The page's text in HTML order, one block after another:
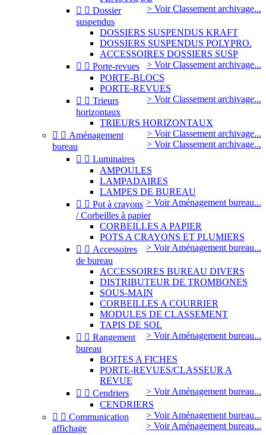
> Voir Classement archivage...
  Dossier
suspendus
DOSSIERS SUSPENDUS KRAFT
DOSSIERS SUSPENDUS POLYPRO.
ACCESSOIRES DOSSIERS SUSP
> Voir Classement archivage...
  Porte-revues
PORTE-BLOCS
PORTE-REVUES
> Voir Classement archivage...
  Trieurs
horizontaux
TRIEURS HORIZONTAUX
> Voir Classement archivage...
> Voir Classement archivage...
  Aménagement
bureau
  Luminaires
AMPOULES
LAMPADAIRES
LAMPES DE BUREAU
> Voir Aménagement bureau...
  Pot à crayons
/ Corbeilles à papier
CORBEILLES A PAPIER
POTS A CRAYONS ET PLUMIERS
> Voir Aménagement bureau...
  Accessoires
de bureau
ACCESSOIRES BUREAU DIVERS
DISTRIBUTEUR DE TROMBONES
SOUS-MAIN
CORBEILLES A COURRIER
MODULES DE CLASSEMENT
TAPIS DE SOL
> Voir Aménagement bureau...
  Rangement
bureau
BOITES A FICHES
PORTE-REVUES/CLASSEUR A
REVUE
> Voir Aménagement bureau...
  Cendriers
CENDRIERS
> Voir Aménagement bureau...
> Voir Aménagement bureau...
  Communication
affichage